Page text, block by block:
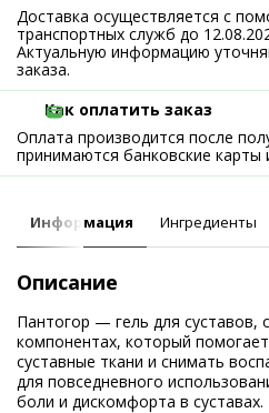
Доставка осуществляется с
транспортных служб до
Актуальную информацию
заказа.
Как оплатить заказ
Оплата производится после
принимаются банковские карты
Информация Ингредиенты
Описание
Пантогор — гель для суставов,
компонентах, который
суставные ткани и снимать
для повседневного
боли и дискомфорта в суставах.